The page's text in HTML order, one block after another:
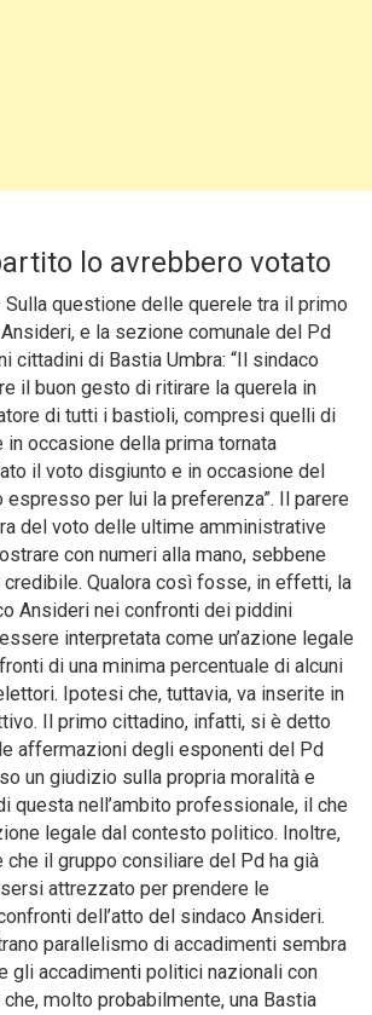
lo avrebbero votato
Sulla questione delle querele tra il primo
e la sezione comunale del Pd
cittadini di Bastia Umbra: “Il sindaco
il buon gesto di ritirare la querela in
di tutti i bastioli, compresi quelli di
in occasione della prima tornata
il voto disgiunto e in occasione del
espresso per lui la preferenza”. Il parere
del voto delle ultime amministrative
con numeri alla mano, sebbene
Qualora così fosse, in effetti, la
Ansideri nei confronti dei piddini
interpretata come un’azione legale
di una minima percentuale di alcuni
Ipotesi che, tuttavia, va inserite in
Il primo cittadino, infatti, si è detto
affermazioni degli esponenti del Pd
un giudizio sulla propria moralità e
questa nell’ambito professionale, il che
legale dal contesto politico. Inoltre,
che il gruppo consiliare del Pd ha già
attrezzato per prendere le
dell’atto del sindaco Ansideri.
parallelismo di accadimenti sembra
gli accadimenti politici nazionali con
molto probabilmente, una Bastia